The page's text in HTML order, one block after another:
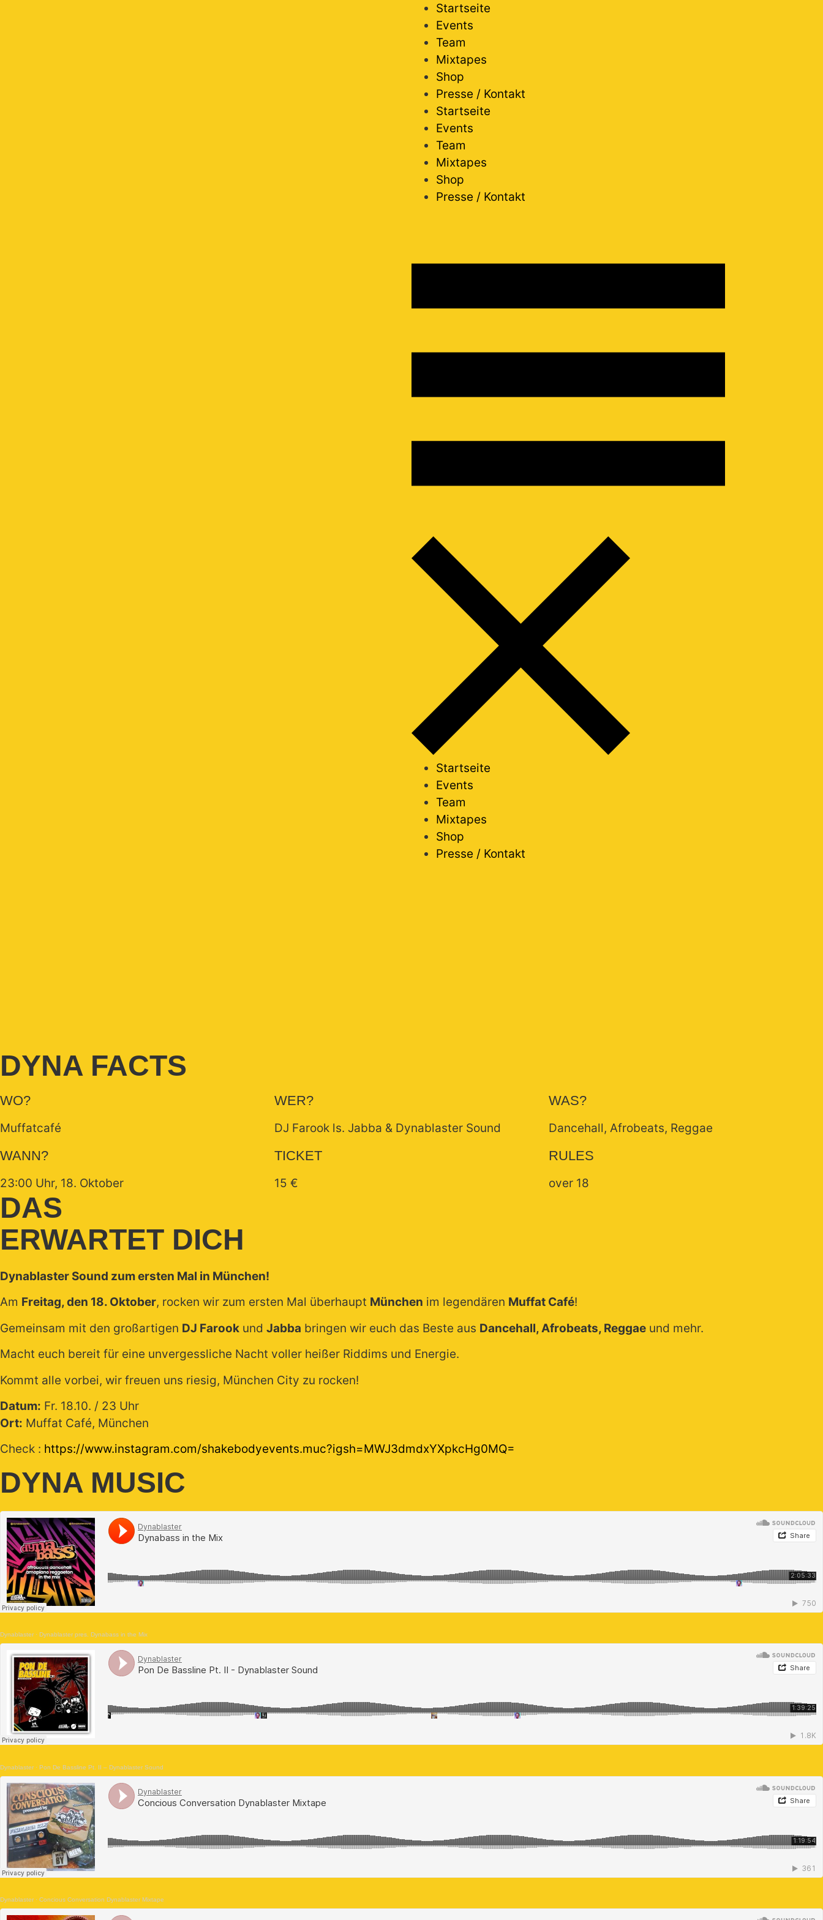
Startseite
Events
Team
Mixtapes
Shop
Presse / Kontakt
Startseite
Events
Team
Mixtapes
Shop
Presse / Kontakt
Startseite
Events
Team
Mixtapes
Shop
Presse / Kontakt
DYNA FACTS
WO?
Muffatcafé
WANN?
23:00 Uhr, 18. Oktober
WER?
DJ Farook ls. Jabba & Dynablaster Sound
TICKET
15 €
WAS?
Dancehall, Afrobeats, Reggae
RULES
over 18
DAS
ERWARTET DICH
Dynablaster Sound zum ersten Mal in München!
Am Freitag, den 18. Oktober, rocken wir zum ersten Mal überhaupt München im legendären Muffat Café!
Gemeinsam mit den großartigen DJ Farook und Jabba bringen wir euch das Beste aus Dancehall, Afrobeats, Reggae und mehr.
Macht euch bereit für eine unvergessliche Nacht voller heißer Riddims und Energie.
Kommt alle vorbei, wir freuen uns riesig, München City zu rocken!
Datum: Fr. 18.10. / 23 Uhr
Ort: Muffat Café, München
Check : https://www.instagram.com/shakebodyevents.muc?igsh=MWJ3dmdxYXpkcHg0MQ=
DYNA MUSIC
Dynablaster· Dynablaster pres. Dynabass in the Mix
Dynablaster· Pon De Bassline Pt. II – Dynablaster Sound
Dynablaster· Concious Conversation Dynablaster Mixtape